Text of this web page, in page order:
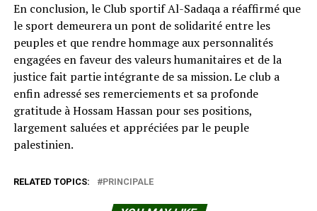
En conclusion, le Club sportif Al-Sadaqa a réaffirmé que
le sport demeurera un pont de solidarité entre les
peuples et que rendre hommage aux personnalités
engagées en faveur des valeurs humanitaires et de la
justice fait partie intégrante de sa mission. Le club a
enfin adressé ses remerciements et sa profonde
gratitude à Hossam Hassan pour ses positions,
largement saluées et appréciées par le peuple
palestinien.
RELATED TOPICS: PRINCIPALE